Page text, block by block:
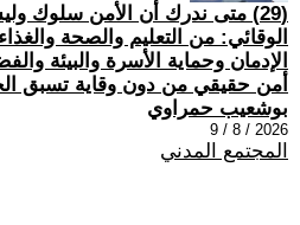
(29) متى ندرك أن الأمن سلوك
الوقائي: من التعليم والصحة
الإدمان وحماية الأسرة والبيئة
أمن حقيقي من دون وقاية تسبق
بوشعيب حمراوي
2026 / 8 / 9
المجتمع المدني